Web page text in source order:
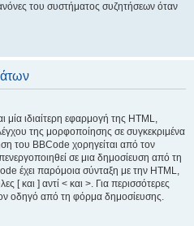
του συστήματος συζητήσεων όταν
ιδιαίτερη εφαρμογή της HTML,
της μορφοποίησης σε συγκεκριμένα
του BBCode χορηγείται από τον
σε μια δημοσίευση από τη
έχει παρόμοια σύνταξη με την HTML,
[ και ] αντί < και >. Για περισσότερες
οδηγό από τη φόρμα δημοσίευσης.